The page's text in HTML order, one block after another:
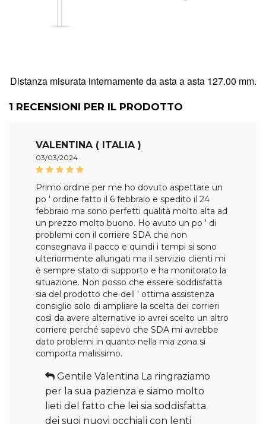
Distanza misurata internamente da asta a asta 127.00 mm.
1 RECENSIONI PER IL PRODOTTO
VALENTINA ( ITALIA )
03/03/2024
Primo ordine per me ho dovuto aspettare un
po ' ordine fatto il 6 febbraio e spedito il 24
febbraio ma sono perfetti qualità molto alta ad
un prezzo molto buono. Ho avuto un po ' di
problemi con il corriere SDA che non
consegnava il pacco e quindi i tempi si sono
ulteriormente allungati ma il servizio clienti mi
è sempre stato di supporto e ha monitorato la
situazione. Non posso che essere soddisfatta
sia del prodotto che dell ' ottima assistenza
consiglio solo di ampliare la scelta dei corrieri
così da avere alternative io avrei scelto un altro
corriere perché sapevo che SDA mi avrebbe
dato problemi in quanto nella mia zona si
comporta malissimo.
Gentile Valentina La ringraziamo
per la sua pazienza e siamo molto
lieti del fatto che lei sia soddisfatta
dei suoi nuovi occhiali con lenti